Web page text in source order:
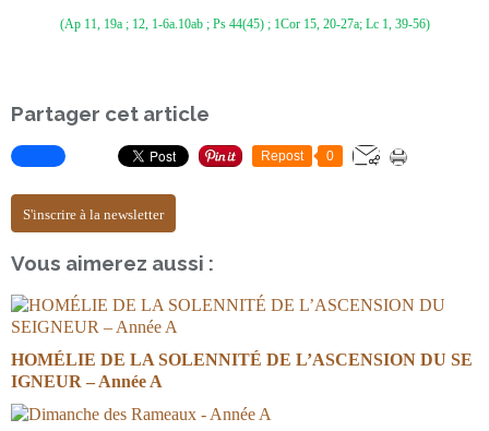
(Ap 11, 19a ; 12, 1-6a.10ab ; Ps 44(45) ; 1Cor 15, 20-27a; Lc 1, 39-56)
Partager cet article
Repost 0
S'inscrire à la newsletter
Vous aimerez aussi :
HOMÉLIE DE LA SOLENNITÉ DE L’ASCENSION DU SE
IGNEUR – Année A